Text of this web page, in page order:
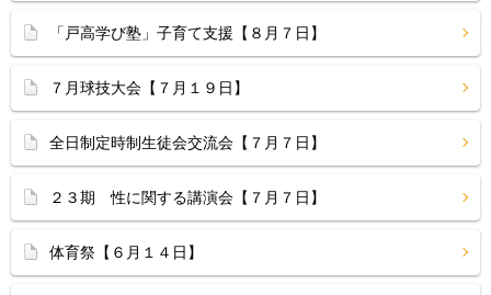
「戸高学び塾」子育て支援【８月７日】
７月球技大会【７月１９日】
全日制定時制生徒会交流会【７月７日】
２３期 性に関する講演会【７月７日】
体育祭【６月１４日】